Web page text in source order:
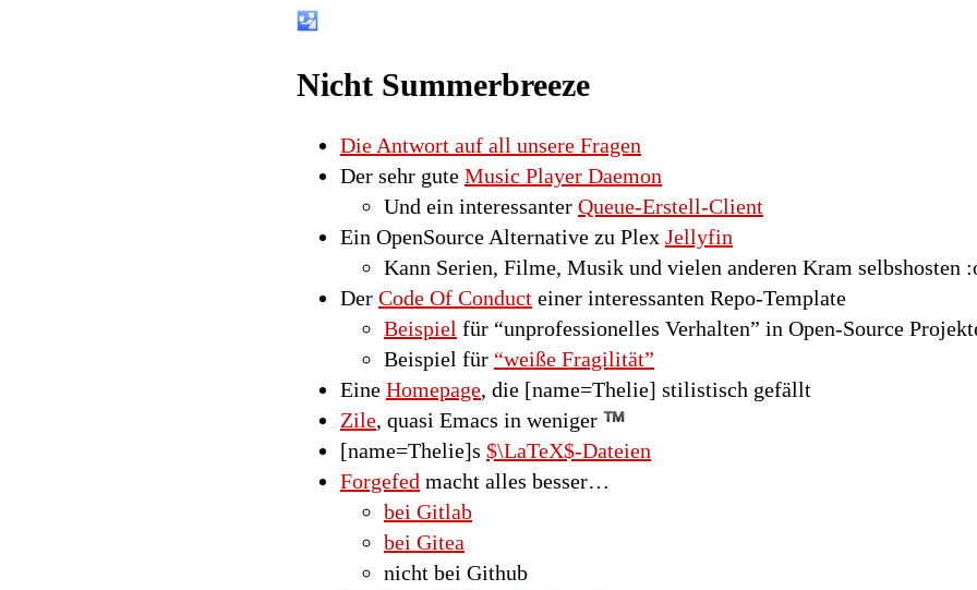
Nicht Summerbreeze
Die Antwort auf all unsere Fragen
Der sehr gute Music Player Daemon
Und ein interessanter Queue-Erstell-Client
Ein OpenSource Alternative zu Plex Jellyfin
Kann Serien, Filme, Musik und vielen anderen Kram selbshosten
Der Code Of Conduct einer interessanten Repo-Template
Beispiel für “unprofessionelles Verhalten” in Open-Source
Beispiel für “weiße Fragilität”
Eine Homepage, die [name=Thelie] stilistisch gefällt
Zile, quasi Emacs in weniger
[name=Thelie]s $\LaTeX$-Dateien
Forgefed macht alles besser…
bei Gitlab
bei Gitea
nicht bei Github